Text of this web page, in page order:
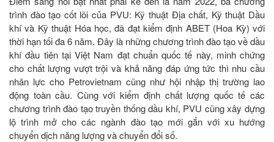
trình đào tạo cốt lõi của PVU: Kỹ thuật Địa chất, Kỹ thuật Dầu
khí và Kỹ thuật Hóa học, đã đạt kiểm định ABET (Hoa Kỳ) với
thời hạn tối đa 6 năm. Đây là những chương trình đào tạo về dầu
khí đầu tiên tại Việt Nam đạt chuẩn quốc tế này, minh chứng
cho chất lượng vượt trội và khả năng đáp ứng tức thì nhu cầu
nhân lực cho Petrovietnam cũng như hội nhập thị trường lao
động toàn cầu. Cùng với kiểm định chất lượng quốc tế các
chương trình đào tạo truyền thống dầu khí, PVU cũng xây dựng
lộ trình mở cho các ngành đào tạo mới gắn với xu hướng
chuyển dịch năng lượng và chuyển đổi số.